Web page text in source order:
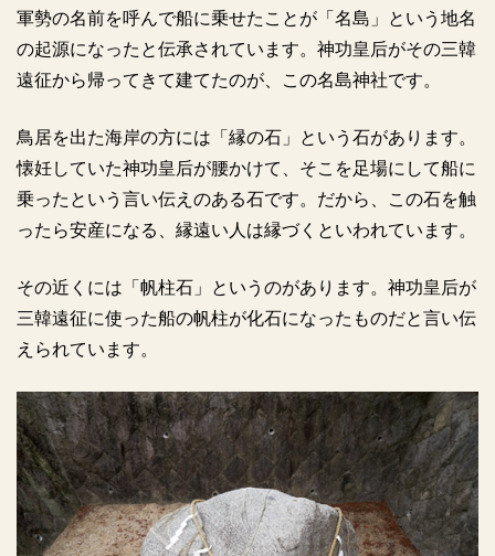
軍勢の名前を呼んで船に乗せたことが「名島」という地名
の起源になったと伝承されています。神功皇后がその三韓
遠征から帰ってきて建てたのが、この名島神社です。
鳥居を出た海岸の方には「縁の石」という石があります。
懐妊していた神功皇后が腰かけて、そこを足場にして船に
乗ったという言い伝えのある石です。だから、この石を触
ったら安産になる、縁遠い人は縁づくといわれています。
その近くには「帆柱石」というのがあります。神功皇后が
三韓遠征に使った船の帆柱が化石になったものだと言い伝
えられています。